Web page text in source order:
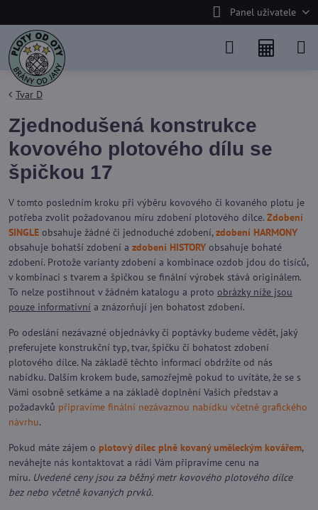
Panel uživatele
Tvar D
Zjednodušená konstrukce
kovového plotového dílu se
špičkou 17
V tomto posledním kroku při výběru kovového či kovaného plotu je
potřeba zvolit požadovanou míru zdobení plotového dílce. Zdobení
SINGLE obsahuje žádné či jednoduché zdobení,zdobení HARMONY
obsahuje bohatší zdobení a zdobení HISTORY obsahuje bohaté
zdobení. Protože varianty zdobení a kombinace ozdob jdou do tisíců,
v kombinaci s tvarem a špičkou se finální výrobek stává originálem.
To nelze postihnout v žádném katalogu a proto obrázky níže jsou
pouze informativní a znázorňují jen bohatost zdobení.
Po odeslání nezávazné objednávky či poptávky budeme vědět, jaký
preferujete konstrukční typ, tvar, špičku či bohatost zdobení
plotového dílce. Na základě těchto informací obdržíte od nás
nabídku. Dalším krokem bude, samozřejmě pokud to uvítáte, že se s
Vámi osobně setkáme a na základě doplnění Vašich představ a
požadavků připravíme finální nezávaznou nabídku včetně grafického
návrhu.
Pokud máte zájem o plotový dílec plně kovaný uměleckým kovářem,
neváhejte nás kontaktovat a rádi Vám připravíme cenu na
míru. Uvedené ceny jsou za běžný metr kovového plotového dílce
bez nebo včetně kovaných prvků.